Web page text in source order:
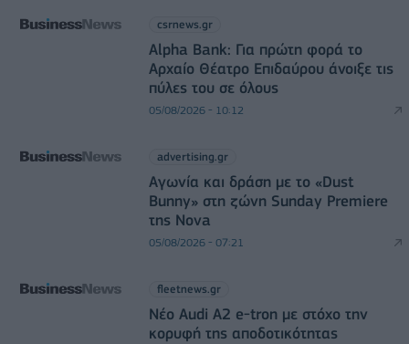
csrnews.gr
Alpha Bank: Για πρώτη φορά το
Αρχαίο Θέατρο Επιδαύρου άνοιξε τις
πύλες του σε όλους
05/08/2026 - 10:12
advertising.gr
Αγωνία και δράση με το «Dust
Bunny» στη ζώνη Sunday Premiere
της Nova
05/08/2026 - 07:21
fleetnews.gr
Νέο Audi A2 e-tron με στόχο την
κορυφή της αποδοτικότητας